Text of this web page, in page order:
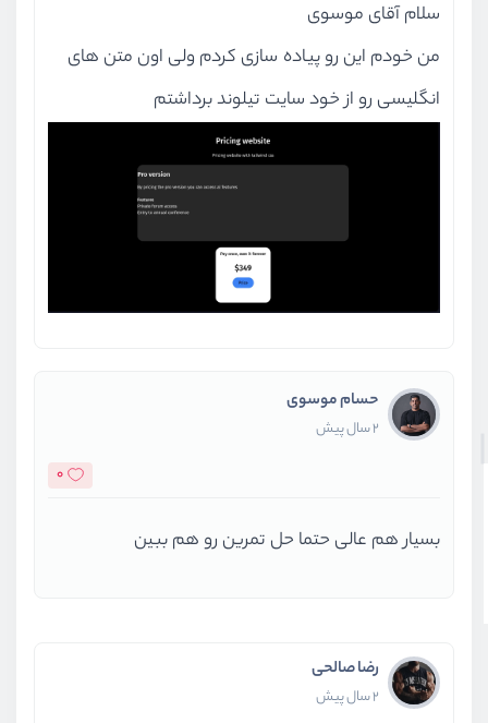
سلام آقای موسوی
من خودم این رو پیاده سازی کردم ولی اون متن های
انگلیسی رو از خود سایت تیلوند برداشتم
حسام موسوی
2 سال پیش
0
بسیار هم عالی حتما حل تمرین رو هم ببین
رضا صالحی
2 سال پیش